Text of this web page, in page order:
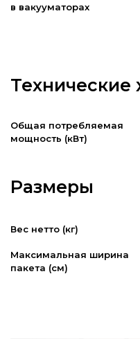
в вакууматорах
Технические
Общая потребляемая
мощность (кВт)
Размеры
Вес нетто (кг)
Максимальная ширина
пакета (см)